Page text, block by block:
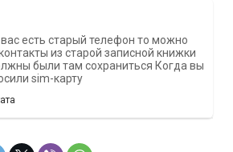
вас есть старый телефон то можно
из старой записной книжки
были там сохраниться Когда вы
sim-карту